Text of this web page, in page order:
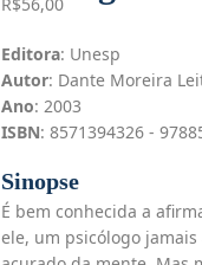
Editora: Unesp
Autor: Dante Moreira
Ano: 2003
ISBN: 8571394326 -
Sinopse
É bem conhecida a
ele, um psicólogo